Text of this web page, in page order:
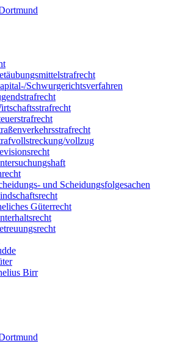
Schwurgerichtsverfahren
vollzug
und Scheidungsfolgesachen
Güterrecht
Birr